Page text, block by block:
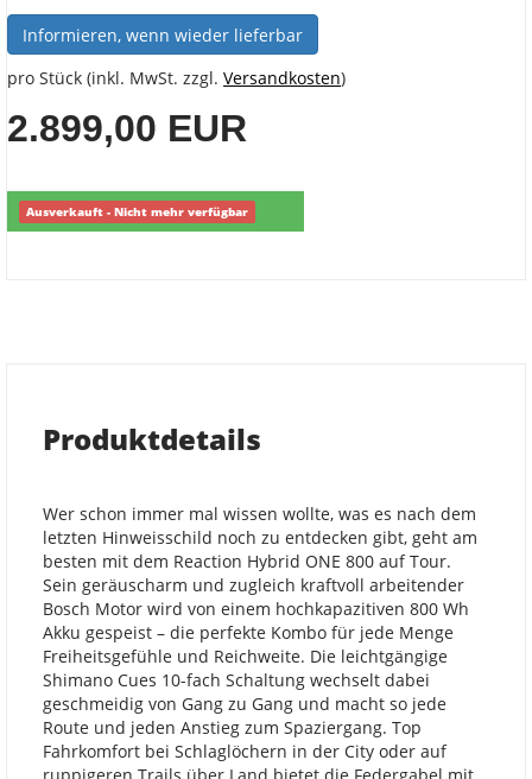
Informieren, wenn wieder lieferbar
pro Stück (inkl. MwSt. zzgl. Versandkosten)
2.899,00 EUR
Ausverkauft - Nicht mehr verfügbar
Produktdetails
Wer schon immer mal wissen wollte, was es nach dem
letzten Hinweisschild noch zu entdecken gibt, geht am
besten mit dem Reaction Hybrid ONE 800 auf Tour.
Sein geräuscharm und zugleich kraftvoll arbeitender
Bosch Motor wird von einem hochkapazitiven 800 Wh
Akku gespeist – die perfekte Kombo für jede Menge
Freiheitsgefühle und Reichweite. Die leichtgängige
Shimano Cues 10-fach Schaltung wechselt dabei
geschmeidig von Gang zu Gang und macht so jede
Route und jeden Anstieg zum Spaziergang. Top
Fahrkomfort bei Schlaglöchern in der City oder auf